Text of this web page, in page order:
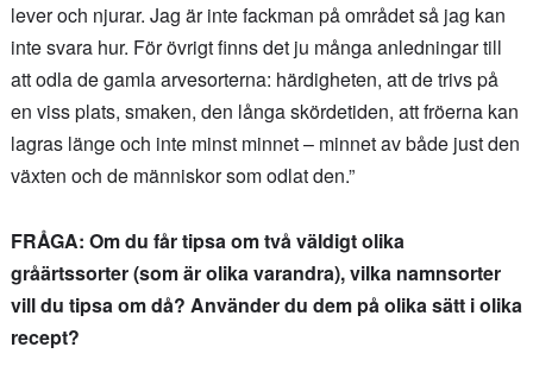
lever och njurar. Jag är inte fackman på området så jag kan
inte svara hur. För övrigt finns det ju många anledningar till
att odla de gamla arvesorterna: härdigheten, att de trivs på
en viss plats, smaken, den långa skördetiden, att fröerna kan
lagras länge och inte minst minnet – minnet av både just den
växten och de människor som odlat den.”
FRÅGA: Om du får tipsa om två väldigt olika
gråärtssorter (som är olika varandra), vilka namnsorter
vill du tipsa om då? Använder du dem på olika sätt i olika
recept?